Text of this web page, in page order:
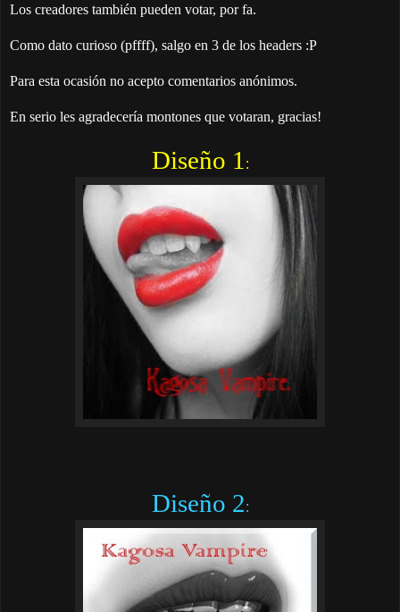
Los creadores también pueden votar, por fa.
Como dato curioso (pffff), salgo en 3 de los headers :P
Para esta ocasión no acepto comentarios anónimos.
En serio les agradecería montones que votaran, gracias!
Diseño 1 :
Diseño 2: